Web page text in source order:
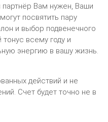
партнёр Вам нужен, Ваши
посвятить пару
и выбор подвенечного
всему году и
энергию в вашу жизнь.
действий и не
Счет будет точно не в